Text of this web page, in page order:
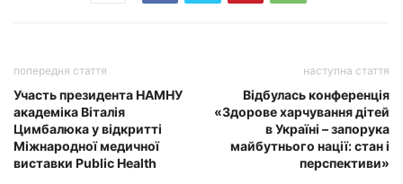
попередня стаття
Участь президента НАМНУ
академіка Віталія
Цимбалюка у відкритті
Міжнародної медичної
виставки Public Health
наступна стаття
Відбулась конференція
«Здорове харчування дітей
в Україні – запорука
майбутнього нації: стан і
перспективи»